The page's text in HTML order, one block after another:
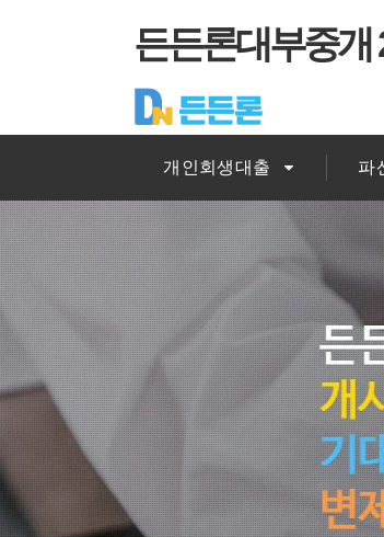
든든론대부중개
개인회생대출 파